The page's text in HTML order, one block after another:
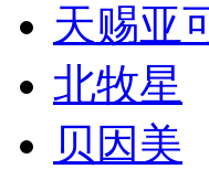
天赐亚
北牧星
贝因美